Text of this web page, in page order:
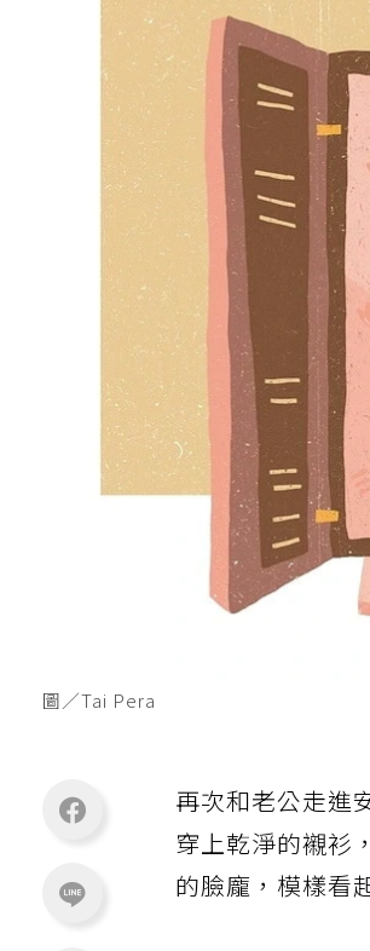
圖／Tai Pera
再次和老公走進
穿上乾淨的襯衫
的臉龐，模樣看